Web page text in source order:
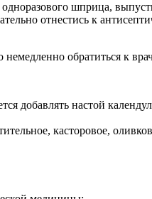
шприца,
отнестись к
обратиться к
добавлять настой
касторовое,